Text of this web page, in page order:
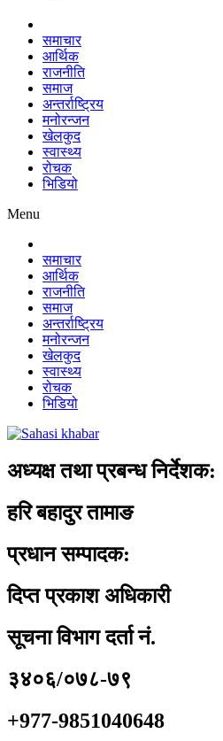
समाचार
आर्थिक
राजनीति
समाज
अन्तर्राष्ट्रिय
मनोरन्जन
खेलकुद
स्वास्थ्य
रोचक
भिडियो
Menu
समाचार
आर्थिक
राजनीति
समाज
अन्तर्राष्ट्रिय
मनोरन्जन
खेलकुद
स्वास्थ्य
रोचक
भिडियो
अध्यक्ष तथा प्रबन्ध निर्देशक:
हरि बहादुर तामाङ
प्रधान सम्पादक:
दिप्त प्रकाश अधिकारी
सूचना विभाग दर्ता नं.
३४०६/०७८-७९
+977-9851040648